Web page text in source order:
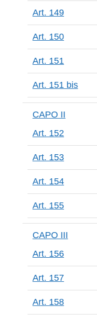
Art. 149
Art. 150
Art. 151
Art. 151 bis
CAPO II
Art. 152
Art. 153
Art. 154
Art. 155
CAPO III
Art. 156
Art. 157
Art. 158